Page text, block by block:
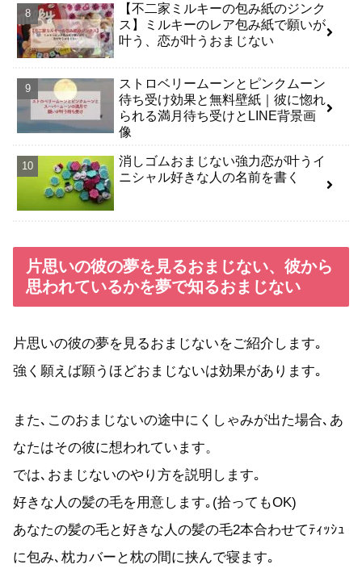
【不二家ミルキーの包み紙のジンク
ス】ミルキーのレア包み紙で願いが
叶う、恋が叶うおまじない
ストロベリームーンとピンクムーン
待ち受け効果と無料壁紙｜彼に惚れ
られる満月待ち受けとLINE背景画
像
消しゴムおまじない強力恋が叶うイ
ニシャル好きな人の名前を書く
片思いの彼の夢を見るおまじない、彼から
思われているかを夢で知るおまじない
片思いの彼の夢を見るおまじないをご紹介します｡
強く願えば願うほどおまじないは効果があります｡
また､このおまじないの途中にくしゃみが出た場合､あ
なたはその彼に想われています。
では､おまじないのやり方を説明します｡
好きな人の髪の毛を用意します｡(拾ってもOK)
あなたの髪の毛と好きな人の髪の毛2本合わせてﾃｨｯｼｭ
に包み､枕カバーと枕の間に挟んで寝ます｡